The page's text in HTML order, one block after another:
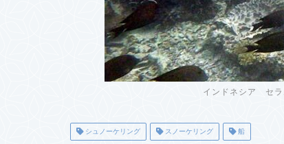
インドネシア セ
シュノーケリング スノーケリング 船